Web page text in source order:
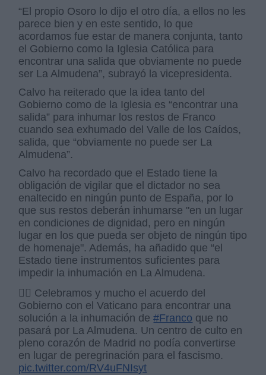
“El propio Osoro lo dijo el otro día, a ellos no les
parece bien y en este sentido, lo que
acordamos fue estar de manera conjunta, tanto
el Gobierno como la Iglesia Católica para
encontrar una salida que obviamente no puede
ser La Almudena”, subrayó la vicepresidenta.
Calvo ha reiterado que la idea tanto del
Gobierno como de la Iglesia es “encontrar una
salida” para inhumar los restos de Franco
cuando sea exhumado del Valle de los Caídos,
salida, que “obviamente no puede ser La
Almudena”.
Calvo ha recordado que el Estado tiene la
obligación de vigilar que el dictador no sea
enaltecido en ningún punto de España, por lo
que sus restos deberán inhumarse "en un lugar
en condiciones de dignidad, pero en ningún
lugar en los que pueda ser objeto de ningún tipo
de homenaje". Además, ha añadido que “el
Estado tiene instrumentos suficientes para
impedir la inhumación en La Almudena.
👉🏽 Celebramos y mucho el acuerdo del
Gobierno con el Vaticano para encontrar una
solución a la inhumación de#Franco que no
pasará por La Almudena. Un centro de culto en
pleno corazón de Madrid no podía convertirse
en lugar de peregrinación para el fascismo.
pic.twitter.com/RV4uFNIsyt